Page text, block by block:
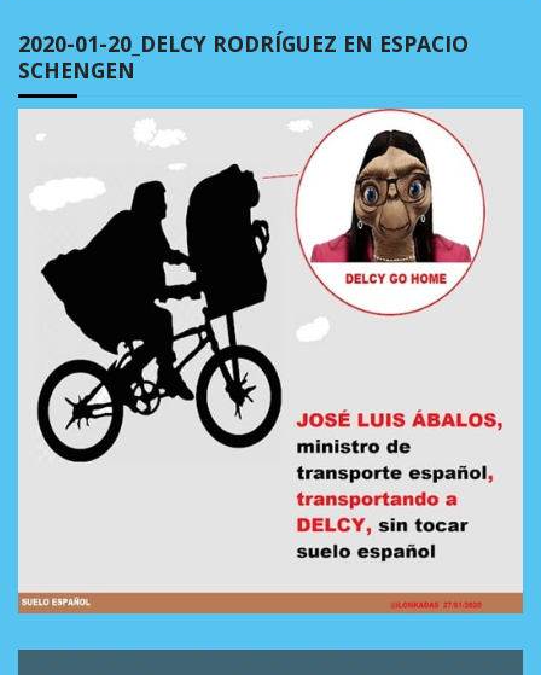
2020-01-20_DELCY RODRÍGUEZ EN ESPACIO
SCHENGEN